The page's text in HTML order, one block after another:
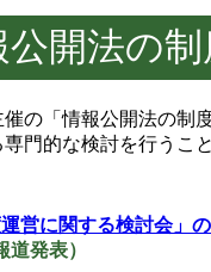
公開法の
の「情報公開法の制
門的な検討を行うこ
運営に関する検討会」
道発表）